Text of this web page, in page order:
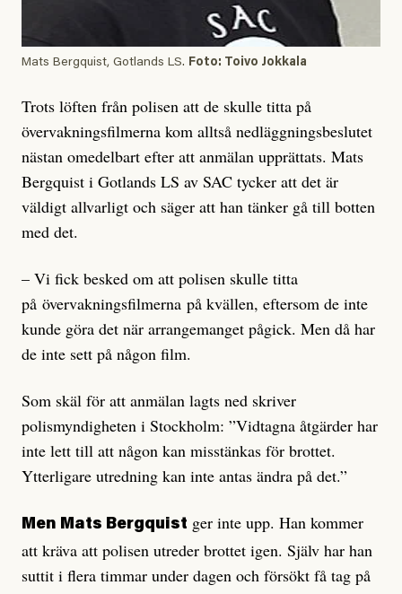
Mats Bergquist, Gotlands LS. Foto: Toivo Jokkala
Trots löften från polisen att de skulle titta på
övervakningsfilmerna kom alltså nedläggningsbeslutet
nästan omedelbart efter att anmälan upprättats. Mats
Bergquist i Gotlands LS av SAC tycker att det är
väldigt allvarligt och säger att han tänker gå till botten
med det.
– Vi fick besked om att polisen skulle titta
på övervakningsfilmerna på kvällen, eftersom de inte
kunde göra det när arrangemanget pågick. Men då har
de inte sett på någon film.
Som skäl för att anmälan lagts ned skriver
polismyndigheten i Stockholm: ”Vidtagna åtgärder har
inte lett till att någon kan misstänkas för brottet.
Ytterligare utredning kan inte antas ändra på det.”
Men Mats Bergquist ger inte upp. Han kommer
att kräva att polisen utreder brottet igen. Själv har han
suttit i flera timmar under dagen och försökt få tag på